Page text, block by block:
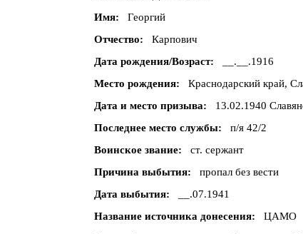
Имя
Георгий
Отчество
Карпович
Дата рождения/Возраст
__.__.1916
Место рождения
Краснодарский край,
Дата и место призыва
13.02.1940
Последнее место службы
п/я 42/2
Воинское звание
ст. сержант
Причина выбытия
пропал без вести
Дата выбытия
__.07.1941
Название источника донесения
ЦАМО